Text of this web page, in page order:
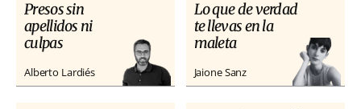
Presos sin
apellidos ni
culpas
Alberto Lardiés
Lo que de verdad
te llevas en la
maleta
Jaione Sanz